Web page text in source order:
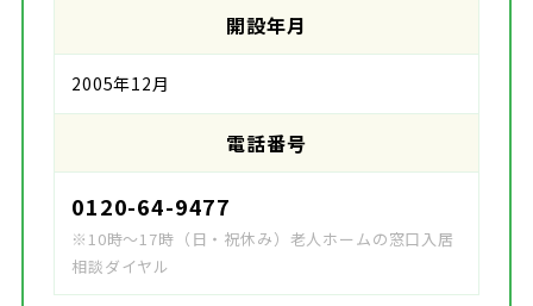
開設年月
2005年12月
電話番号
0120-64-9477
※10時～17時（日・祝休み）老人ホームの窓口入居
相談ダイヤル